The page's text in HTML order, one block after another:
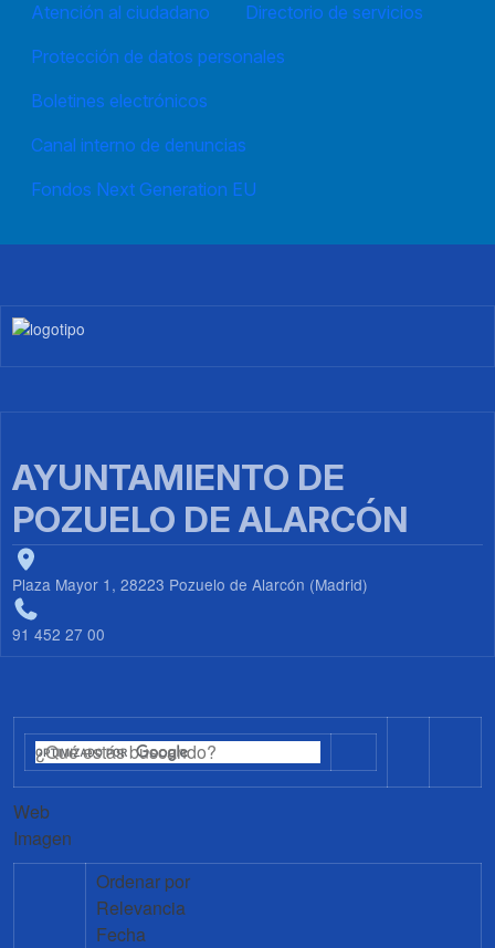
Atención al ciudadano
Directorio de servicios
Protección de datos personales
Boletines electrónicos
Canal interno de denuncias
Fondos Next Generation EU
Imagen
AYUNTAMIENTO DE
POZUELO DE ALARCÓN
Plaza Mayor 1, 28223 Pozuelo de Alarcón (Madrid)
91 452 27 00
Web
Imagen
Ordenar por
Relevancia
Fecha